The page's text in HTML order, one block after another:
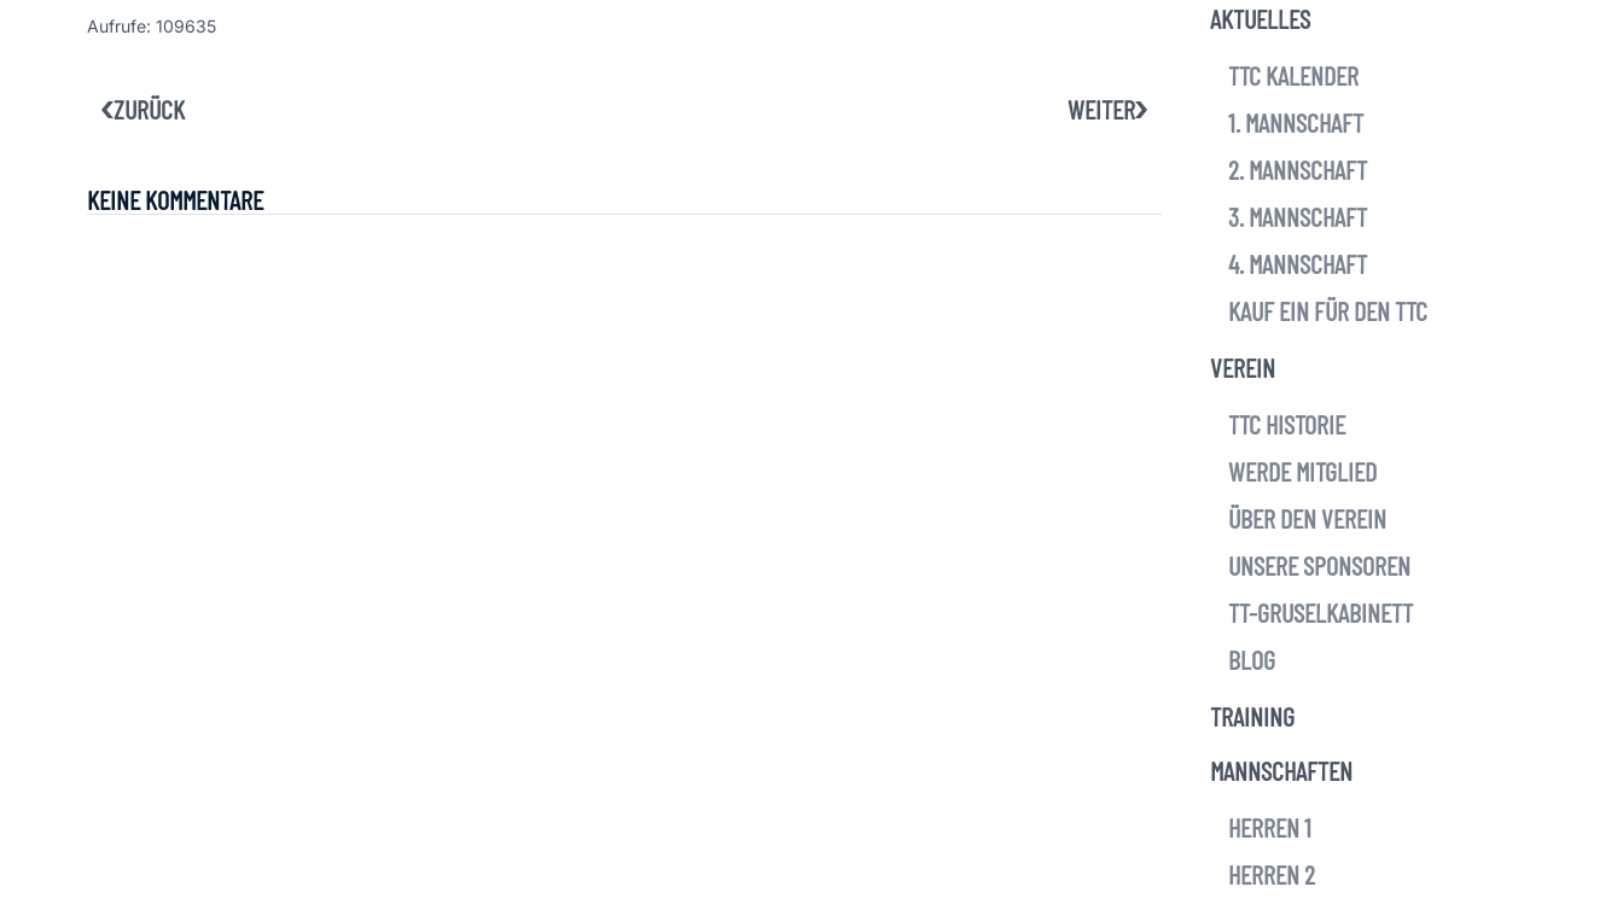
Aufrufe: 109635
ZURÜCK WEITER
KEINE KOMMENTARE
AKTUELLES
TTC KALENDER
1. MANNSCHAFT
2. MANNSCHAFT
3. MANNSCHAFT
4. MANNSCHAFT
KAUF EIN FÜR DEN TTC
VEREIN
TTC HISTORIE
WERDE MITGLIED
ÜBER DEN VEREIN
UNSERE SPONSOREN
TT-GRUSELKABINETT
BLOG
TRAINING
MANNSCHAFTEN
HERREN 1
HERREN 2